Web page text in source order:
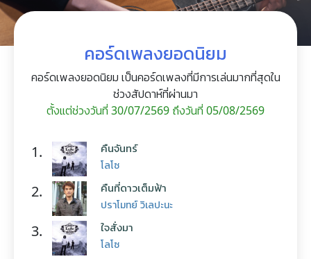
คอร์ดเพลงยอดนิยม
คอร์ดเพลงยอดนิยม เป็นคอร์ดเพลงที่มีการเล่นมากที่สุดใน
ช่วงสัปดาห์ที่ผ่านมา
ตั้งแต่ช่วงวันที่ 30/07/2569 ถึงวันที่ 05/08/2569
1. คืนจันทร์
โลโซ
2. คืนที่ดาวเต็มฟ้า
ปราโมทย์ วิเลปะนะ
3. ใจสั่งมา
โลโซ